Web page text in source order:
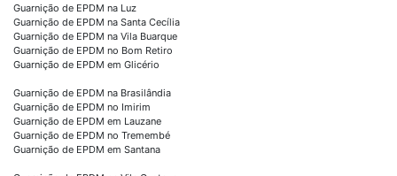
Guarnição de EPDM na Luz
Guarnição de EPDM na Santa Cecília
Guarnição de EPDM na Vila Buarque
Guarnição de EPDM no Bom Retiro
Guarnição de EPDM em Glicério
Guarnição de EPDM na Brasilândia
Guarnição de EPDM no Imirim
Guarnição de EPDM em Lauzane
Guarnição de EPDM no Tremembé
Guarnição de EPDM em Santana